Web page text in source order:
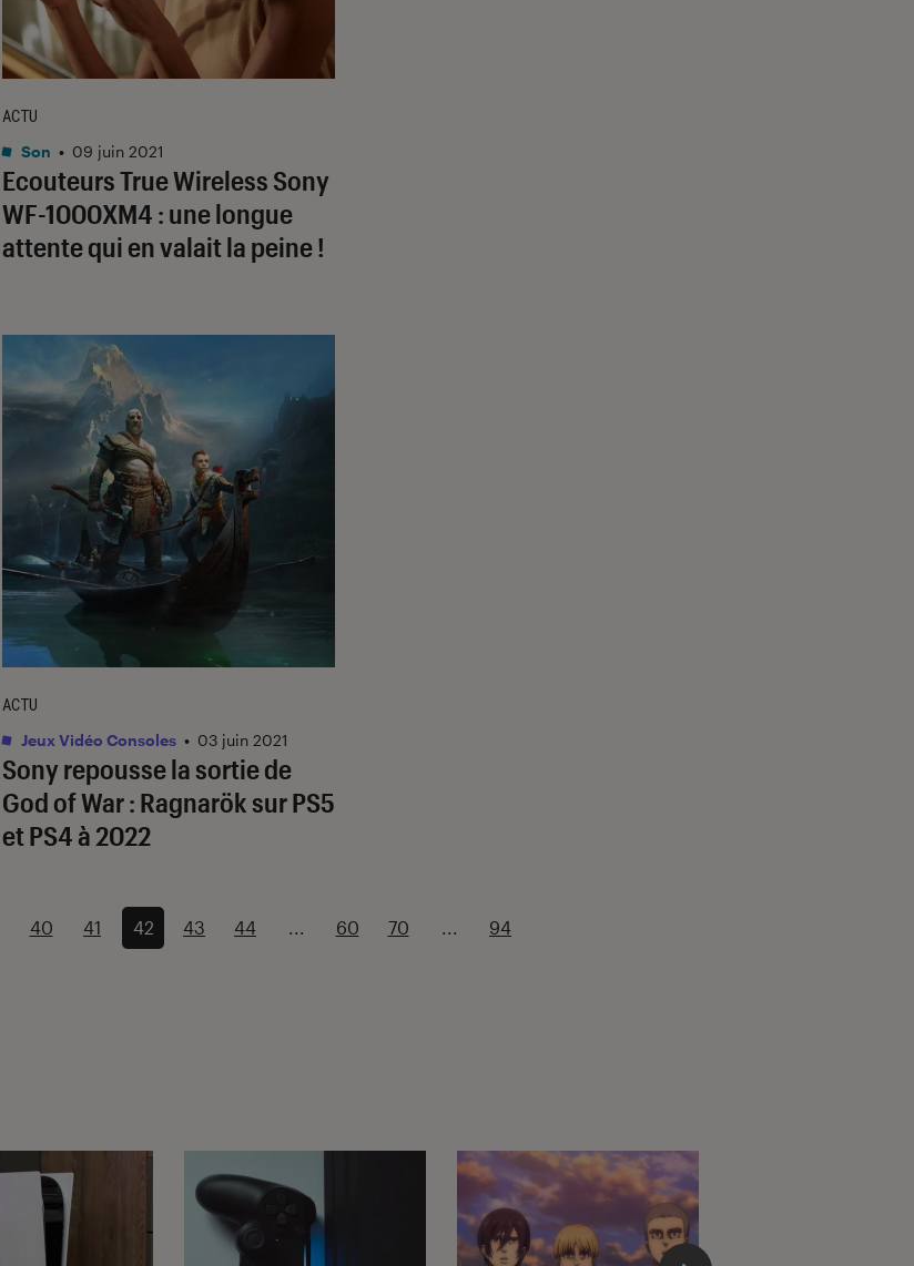
Ecouteurs True Wireless Sony
WF-1000XM4 : une longue
attente qui en valait la peine !
ACTU
Son • 09 juin 2021
Sony repousse la sortie de
God of War : Ragnaröksur PS5
et PS4 à 2022
ACTU
Jeux Vidéo Consoles • 03 juin 2021
40 41 42 43 44 ... 60 70 ... 94